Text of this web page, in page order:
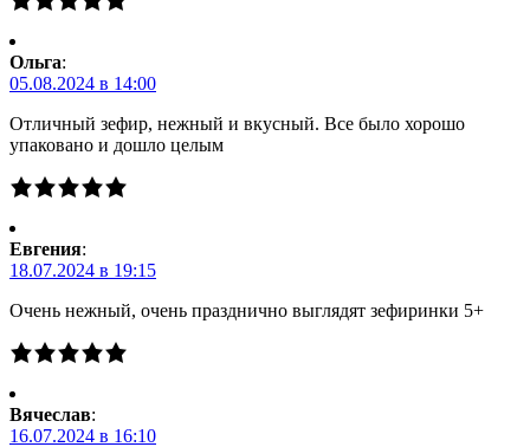
Ольга:
05.08.2024 в 14:00
Отличный зефир, нежный и вкусный. Все было хорошо
упаковано и дошло целым
Евгения:
18.07.2024 в 19:15
Очень нежный, очень празднично выглядят зефиринки 5+
Вячеслав:
16.07.2024 в 16:10